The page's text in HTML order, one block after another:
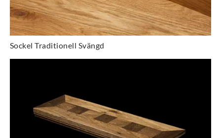
Sockel Traditionell Svängd